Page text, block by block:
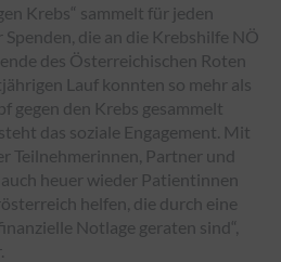
Krebs“ sammelt für jeden
die an die Krebshilfe NÖ
des Österreichischen Roten
Lauf konnten so mehr als
gegen den Krebs gesammelt
das soziale Engagement. Mit
Teilnehmerinnen, Partner und
heuer wieder Patientinnen
helfen, die durch eine
Notlage geraten sind“,